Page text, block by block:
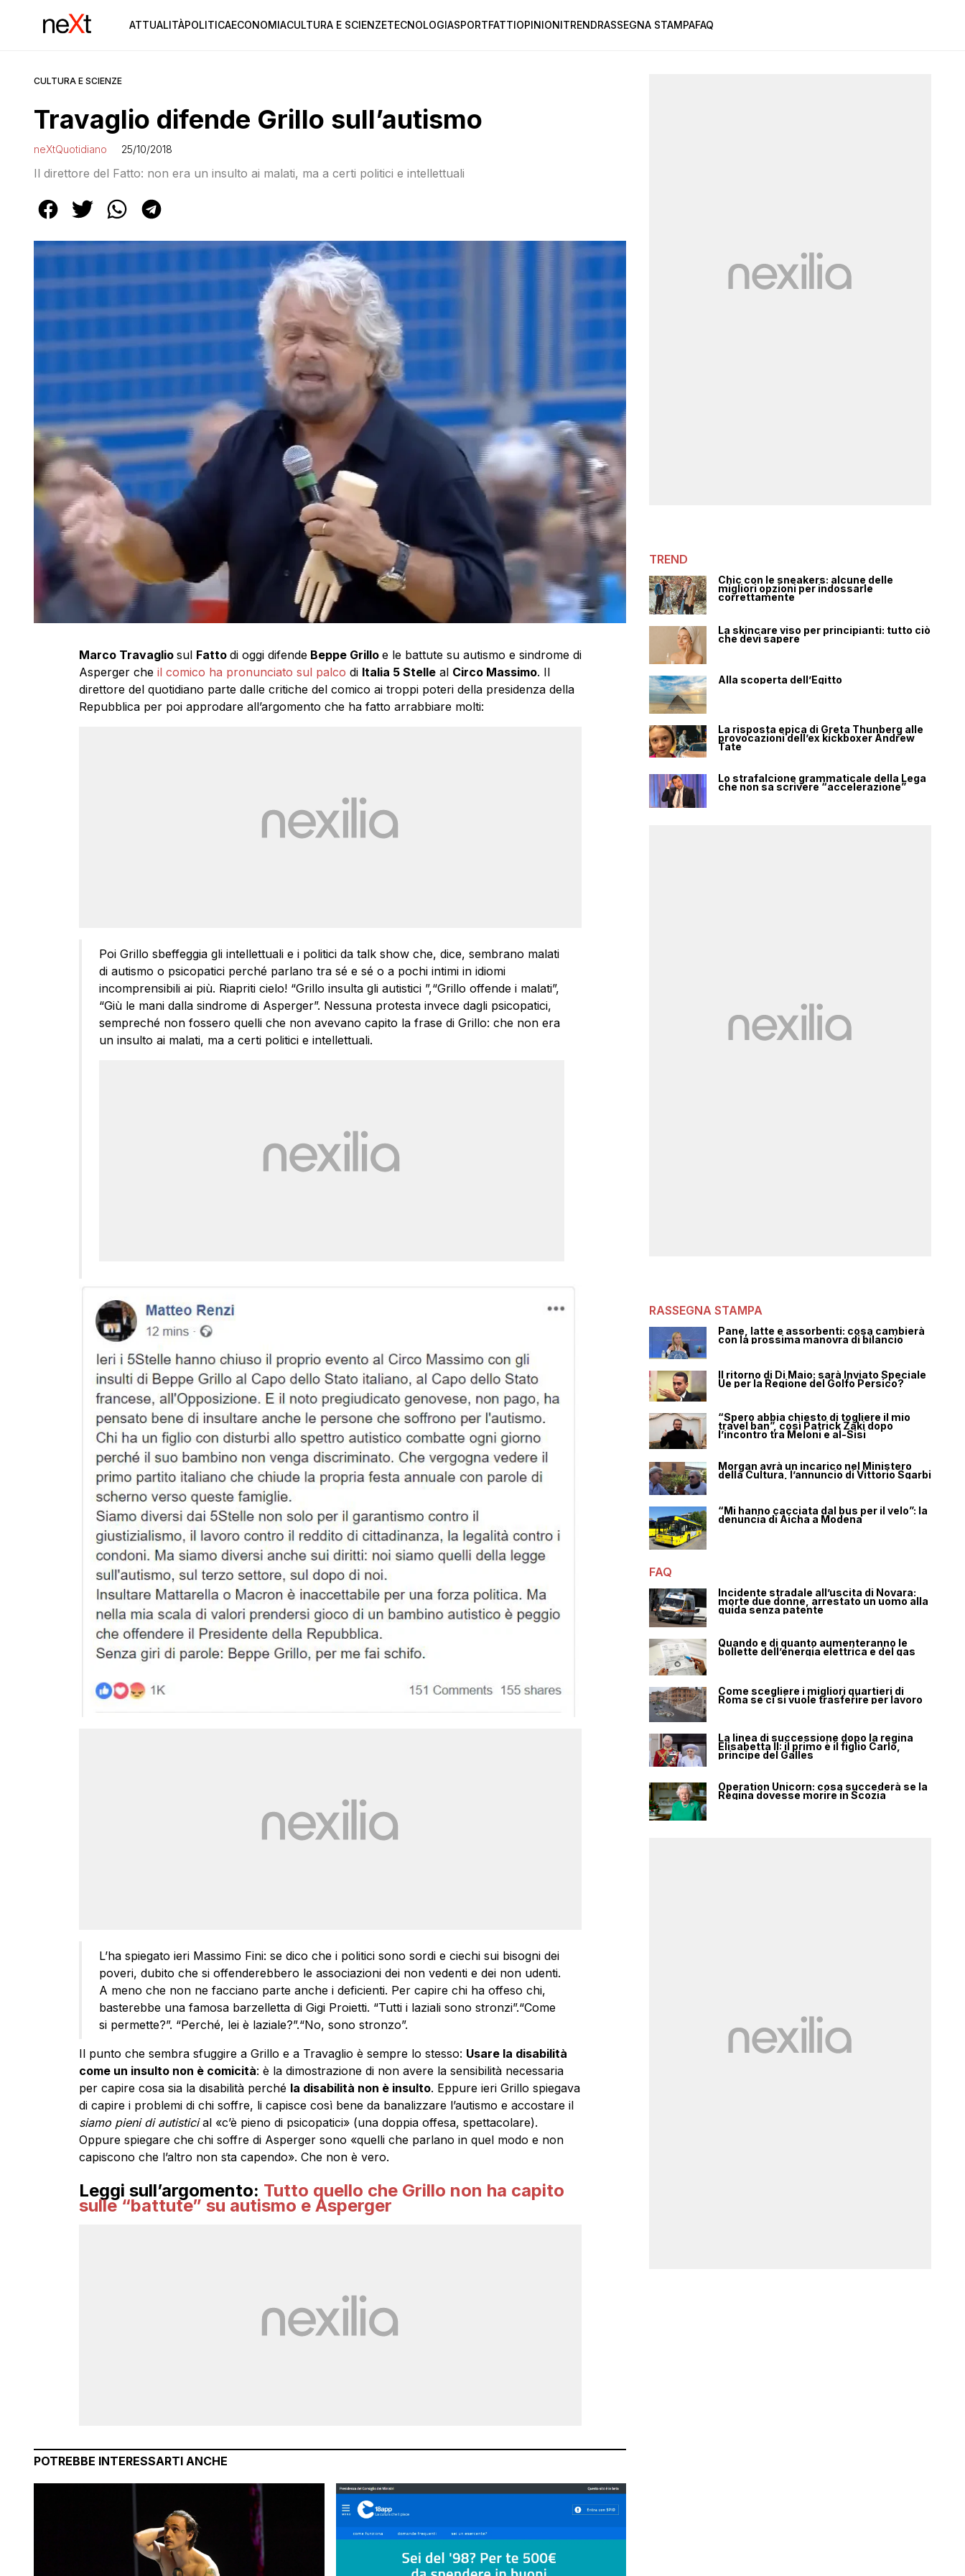
ATTUALITÀPOLITICAECONOMIACULTURA E SCIENZETECNOLOGIASPORTFATTIOPINIONITRENDRASSEGNA STAMPAFAQ
CULTURA E SCIENZE
Travaglio difende Grillo sull’autismo
neXtQuotidiano 25/10/2018
Il direttore del Fatto: non era un insulto ai malati, ma a certi politici e intellettuali
Marco Travaglio sul Fatto di oggi difendeBeppe Grillo e le battute su autismo e sindrome di
Asperger cheil comico ha pronunciato sul palco di Italia 5 Stelleal Circo Massimo. Il
direttore del quotidiano parte dalle critiche del comico ai troppi poteri della presidenza della
Repubblica per poi approdare all’argomento che ha fatto arrabbiare molti:
Poi Grillo sbeffeggia gli intellettuali e i politici da talk show che, dice, sembrano malati
di autismo o psicopatici perché parlano tra sé e sé o a pochi intimi in idiomi
incomprensibili ai più. Riapriti cielo! “Grillo insulta gli autistici ”,“Grillo offende i malati”,
“Giù le mani dalla sindrome di Asperger”. Nessuna protesta invece dagli psicopatici,
sempreché non fossero quelli che non avevano capito la frase di Grillo: che non era
un insulto ai malati, ma a certi politici e intellettuali.
L’ha spiegato ieri Massimo Fini: se dico che i politici sono sordi e ciechi sui bisogni dei
poveri, dubito che si offenderebbero le associazioni dei non vedenti e dei non udenti.
A meno che non ne facciano parte anche i deficienti. Per capire chi ha offeso chi,
basterebbe una famosa barzelletta di Gigi Proietti. “Tutti i laziali sono stronzi”.“Come
si permette?”. “Perché, lei è laziale?”.“No, sono stronzo”.
Il punto che sembra sfuggire a Grillo e a Travaglio è sempre lo stesso: Usare la disabilità
come un insulto non è comicità: è la dimostrazione di non avere la sensibilità necessaria
per capire cosa sia la disabilità perché la disabilità non è insulto. Eppure ieri Grillo spiegava
di capire i problemi di chi soffre, li capisce così bene da banalizzare l’autismo e accostare il
siamo pieni di autisticial «c’è pieno di psicopatici» (una doppia offesa, spettacolare).
Oppure spiegare che chi soffre di Asperger sono «quelli che parlano in quel modo e non
capiscono che l’altro non sta capendo». Che non è vero.
Leggi sull’argomento: Tutto quello che Grillo non ha capito
sulle “battute” su autismo e Asperger
POTREBBE INTERESSARTI ANCHE
TREND
Chic con le sneakers: alcune delle
migliori opzioni per indossarle
correttamente
La skincare viso per principianti: tutto ciò
che devi sapere
Alla scoperta dell’Egitto
La risposta epica di Greta Thunberg alle
provocazioni dell’ex kickboxer Andrew
Tate
Lo strafalcione grammaticale della Lega
che non sa scrivere “accelerazione”
RASSEGNA STAMPA
Pane, latte e assorbenti: cosa cambierà
con la prossima manovra di bilancio
Il ritorno di Di Maio: sarà Inviato Speciale
Ue per la Regione del Golfo Persico?
“Spero abbia chiesto di togliere il mio
travel ban”, così Patrick Zaki dopo
l’incontro tra Meloni e al-Sisi
Morgan avrà un incarico nel Ministero
della Cultura, l’annuncio di Vittorio Sgarbi
“Mi hanno cacciata dal bus per il velo”: la
denuncia di Aicha a Modena
FAQ
Incidente stradale all’uscita di Novara:
morte due donne, arrestato un uomo alla
guida senza patente
Quando e di quanto aumenteranno le
bollette dell’energia elettrica e del gas
Come scegliere i migliori quartieri di
Roma se ci si vuole trasferire per lavoro
La linea di successione dopo la regina
Elisabetta II: il primo è il figlio Carlo,
principe del Galles
Operation Unicorn: cosa succederà se la
Regina dovesse morire in Scozia